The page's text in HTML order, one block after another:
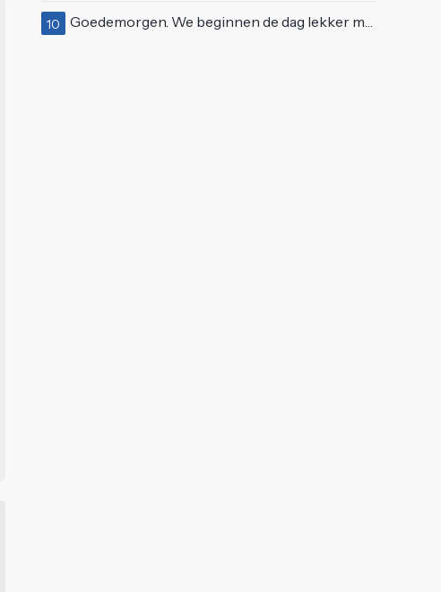
10 Goedemorgen. We beginnen de dag lekker met wat rek- en strekoefeningen